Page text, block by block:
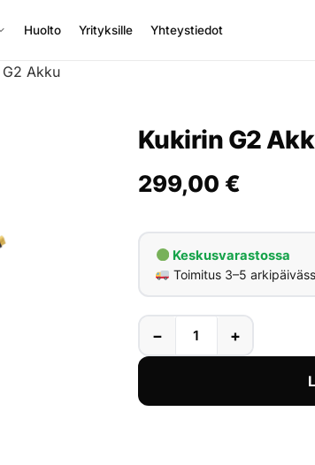
Huolto Yrityksille Yhteystiedot
Akku
Kukirin G2
299,00 €
Keskusvarastossa
Toimitus 3–5
− +